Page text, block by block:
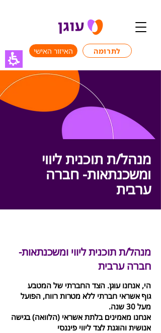
האיזור האישי לתרומה
מנהל/ת תוכנית ליווי
ומשכנתאות- חברה
ערבית
מנהל/ת תוכנית ליווי ומשכנתאות-
חברה ערבית
הי, אנחנו עוגן. הצד החברתי של המטבע
גוף אשראי חברתי ללא מטרות רווח, הפועל
מעל 30 שנה.
אנחנו מאמינים בלתת אשראי (הלוואה) בגישה
אנושית והוגנת לצד ליווי פיננסי